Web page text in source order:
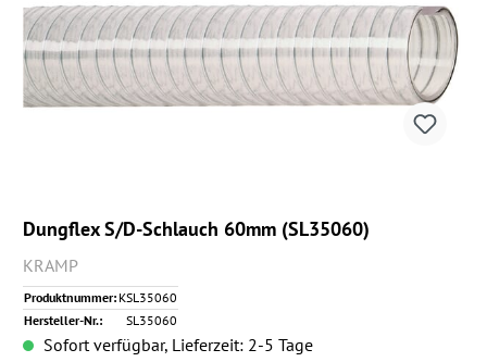
Dungflex S/D-Schlauch 60mm (SL35060)
KRAMP
Produktnummer: KSL35060
Hersteller-Nr.:
SL35060
Sofort verfügbar, Lieferzeit: 2-5 Tage